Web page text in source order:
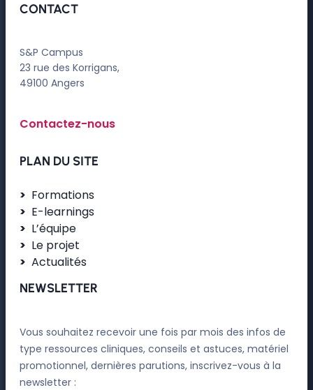
CONTACT
S&P Campus
23 rue des Korrigans,
49100 Angers
Contactez-nous
PLAN DU SITE
Formations
E-learnings
L’équipe
Le projet
Actualités
NEWSLETTER
Vous souhaitez recevoir une fois par mois des infos de
type ressources cliniques, conseils et astuces, matériel
promotionnel, dernières parutions, inscrivez-vous à la
newsletter :